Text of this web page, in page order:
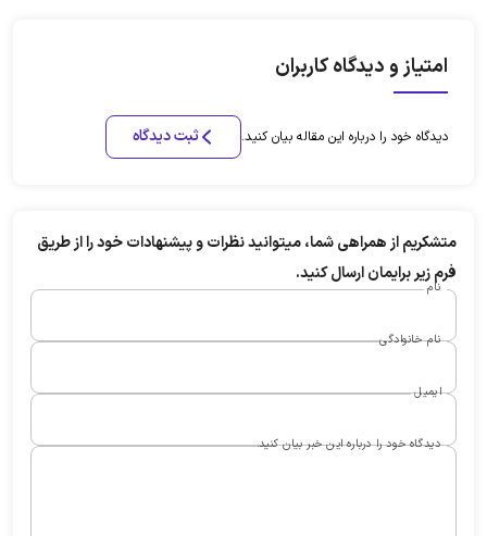
امتیاز و دیدگاه کاربران
دیدگاه خود را درباره این مقاله بیان کنید. ثبت دیدگاه
متشکریم از همراهی شما، میتوانید نظرات و پیشنهادات خود را از طریق
فرم زیر برایمان ارسال کنید.
نام
نام خانوادگی
ایمیل
دیدگاه خود را درباره این خبر بیان کنید.